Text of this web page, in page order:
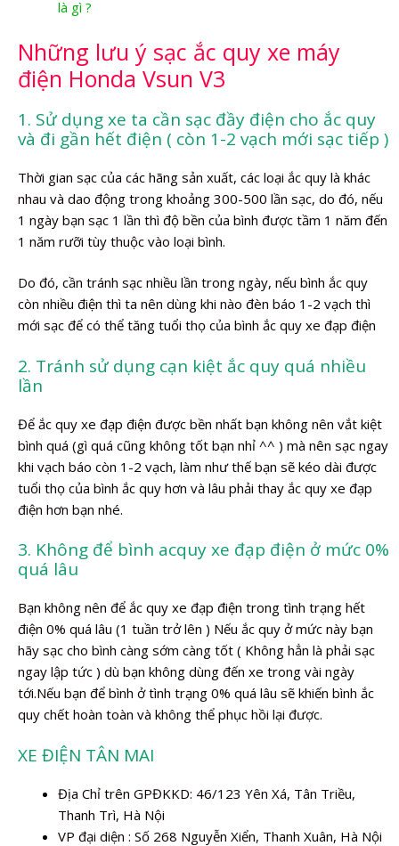
là gì ?
Những lưu ý sạc ắc quy xe máy
điện Honda Vsun V3
1. Sử dụng xe ta cần sạc đầy điện cho ắc quy
và đi gần hết điện ( còn 1-2 vạch mới sạc tiếp )
Thời gian sạc của các hãng sản xuất, các loại ắc quy là khác
nhau và dao động trong khoảng 300-500 lần sạc, do đó, nếu
1 ngày bạn sạc 1 lần thì độ bền của bình được tầm 1 năm đến
1 năm rưỡi tùy thuộc vào loại bình.
Do đó, cần tránh sạc nhiều lần trong ngày, nếu bình ắc quy
còn nhiều điện thì ta nên dùng khi nào đèn báo 1-2 vạch thì
mới sạc để có thể tăng tuổi thọ của bình ắc quy xe đạp điện
2. Tránh sử dụng cạn kiệt ắc quy quá nhiều
lần
Để ắc quy xe đạp điện được bền nhất bạn không nên vắt kiệt
bình quá (gì quá cũng không tốt bạn nhỉ ^^ ) mà nên sạc ngay
khi vạch báo còn 1-2 vạch, làm như thế bạn sẽ kéo dài được
tuổi thọ của bình ắc quy hơn và lâu phải thay ắc quy xe đạp
điện hơn bạn nhé.
3. Không để bình acquy xe đạp điện ở mức 0%
quá lâu
Bạn không nên để ắc quy xe đạp điện trong tình trạng hết
điện 0% quá lâu (1 tuần trở lên ) Nếu ắc quy ở mức này bạn
hãy sạc cho bình càng sớm càng tốt ( Không hẳn là phải sạc
ngay lập tức ) dù bạn không dùng đến xe trong vài ngày
tới.Nếu bạn để bình ở tình trạng 0% quá lâu sẽ khiến bình ắc
quy chết hoàn toàn và không thể phục hồi lại được.
XE ĐIỆN TÂN MAI
Địa Chỉ trên GPĐKKD: 46/123 Yên Xá, Tân Triều,
Thanh Trì, Hà Nội
VP đại diện : Số 268 Nguyễn Xiển, Thanh Xuân, Hà Nội